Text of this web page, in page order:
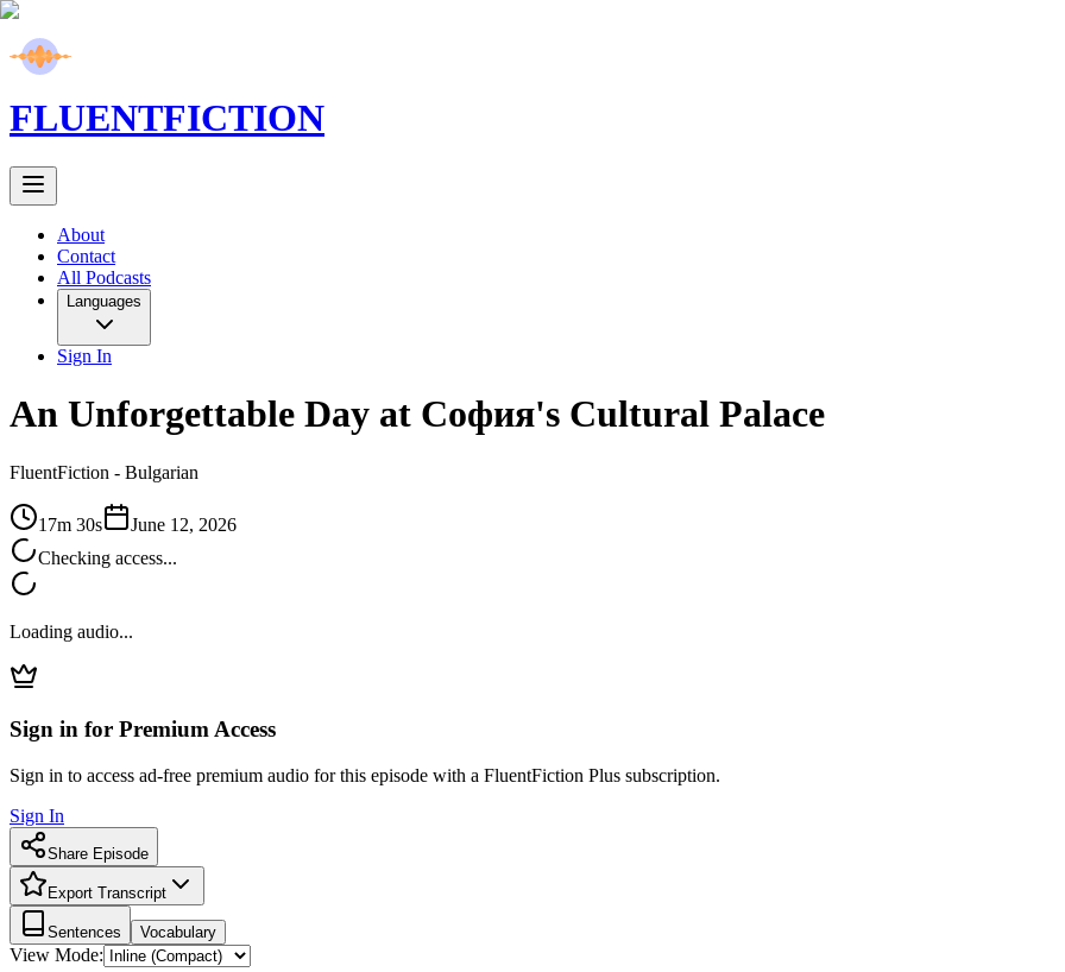
FLUENTFICTION
About
Contact
All Podcasts
Languages
Sign In
An Unforgettable Day at София's Cultural Palace
FluentFiction - Bulgarian
17m 30s
June 12, 2026
Checking access...
Loading audio...
Sign in for Premium Access
Sign in to access ad-free premium audio for this episode with a FluentFiction Plus subscription.
Sign In
Share Episode
Export Transcript
Sentences Vocabulary
View Mode: